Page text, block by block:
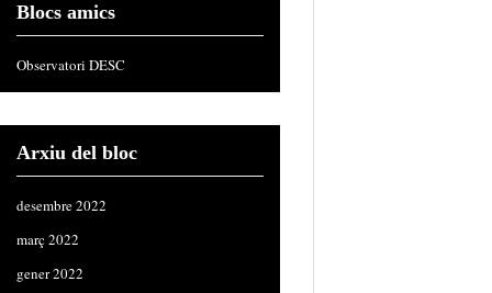
Blocs amics
Observatori DESC
Arxiu del bloc
desembre 2022
març 2022
gener 2022